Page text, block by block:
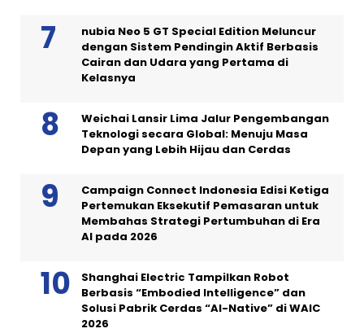
nubia Neo 5 GT Special Edition Meluncur
dengan Sistem Pendingin Aktif Berbasis
Cairan dan Udara yang Pertama di
Kelasnya
Weichai Lansir Lima Jalur Pengembangan
Teknologi secara Global: Menuju Masa
Depan yang Lebih Hijau dan Cerdas
Campaign Connect Indonesia Edisi Ketiga
Pertemukan Eksekutif Pemasaran untuk
Membahas Strategi Pertumbuhan di Era
AI pada 2026
Shanghai Electric Tampilkan Robot
Berbasis “Embodied Intelligence” dan
Solusi Pabrik Cerdas “AI-Native” di WAIC
2026